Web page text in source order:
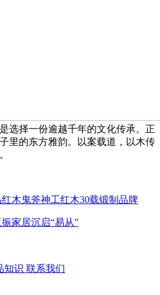
选择一份逾越千年的文化传承。正
里的东方雅韵。以案载道，以木传
木鬼斧神工红木30载锻制品牌
家居沉启“易从”
知识 联系我们